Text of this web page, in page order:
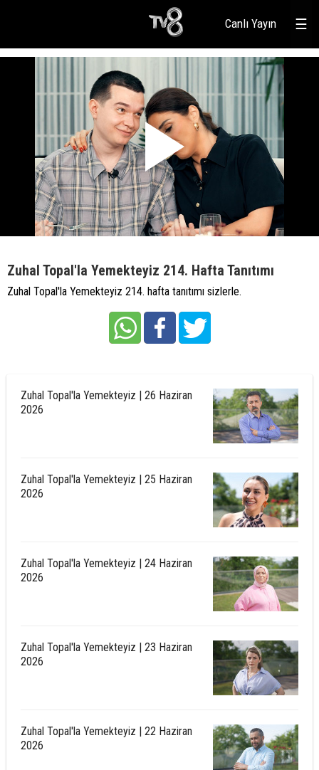
☰
Canlı Yayın
Zuhal Topal'la Yemekteyiz 214. Hafta Tanıtımı
Zuhal Topal'la Yemekteyiz 214. hafta tanıtımı sizlerle.
Zuhal Topal'la Yemekteyiz | 26 Haziran
2026
Zuhal Topal'la Yemekteyiz | 25 Haziran
2026
Zuhal Topal'la Yemekteyiz | 24 Haziran
2026
Zuhal Topal'la Yemekteyiz | 23 Haziran
2026
Zuhal Topal'la Yemekteyiz | 22 Haziran
2026